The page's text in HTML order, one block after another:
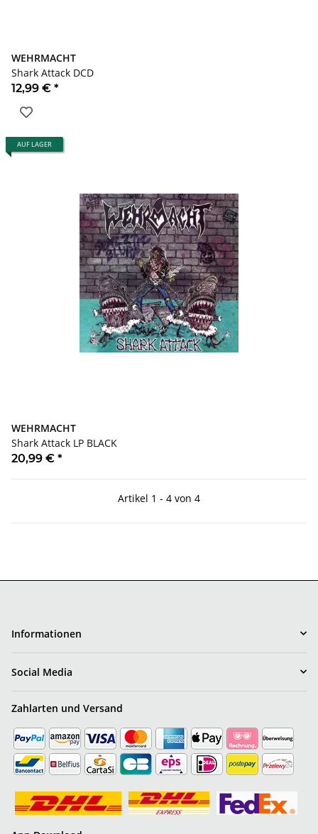
WEHRMACHT
Shark Attack DCD
12,99 € *
AUF LAGER
WEHRMACHT
Shark Attack LP BLACK
20,99 € *
Artikel 1 - 4 von 4
Informationen
Social Media
Zahlarten und Versand